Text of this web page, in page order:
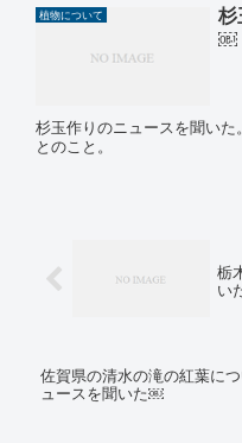
植物について
￼
杉玉作りのニュースを聞いた
とのこと。
栃
い
佐賀県の清水の滝の紅葉に
ュースを聞いた￼